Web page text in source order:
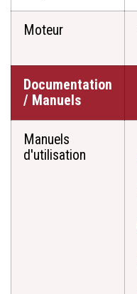
Moteur
Documentation
/ Manuels
Manuels
d'utilisation